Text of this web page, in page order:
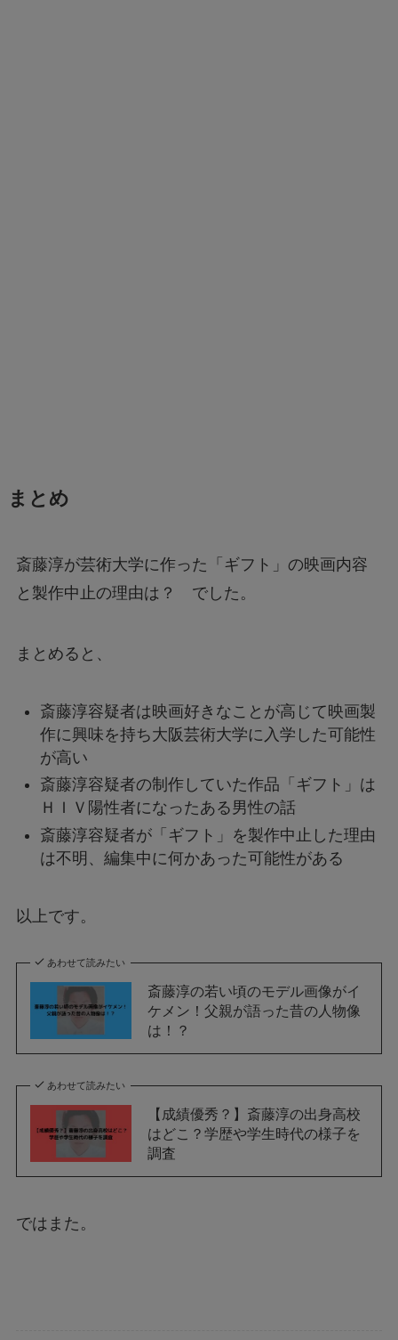
まとめ
斎藤淳が芸術大学に作った「ギフト」の映画内容
と製作中止の理由は？ でした。
まとめると、
斎藤淳容疑者は映画好きなことが高じて映画製
作に興味を持ち大阪芸術大学に入学した可能性
が高い
斎藤淳容疑者の制作していた作品「ギフト」は
ＨＩＶ陽性者になったある男性の話
斎藤淳容疑者が「ギフト」を製作中止した理由
は不明、編集中に何かあった可能性がある
以上です。
あわせて読みたい
斎藤淳の若い頃のモデル画像がイ
ケメン！父親が語った昔の人物像
は！？
あわせて読みたい
【成績優秀？】斎藤淳の出身高校
はどこ？学歴や学生時代の様子を
調査
ではまた。